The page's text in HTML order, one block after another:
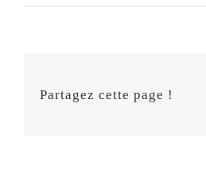
Partagez cette page !